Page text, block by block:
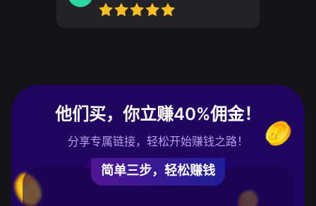
他们买，你立赚40%佣金！
分享专属链接，轻松开始赚钱之路！
简单三步，轻松赚钱